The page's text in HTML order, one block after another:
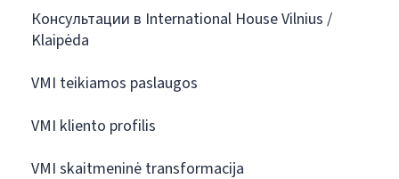
Консультации в International House Vilnius /
Klaipėda
VMI teikiamos paslaugos
VMI kliento profilis
VMI skaitmeninė transformacija